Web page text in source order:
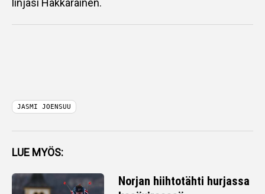
linjasi Hakkarainen.
JASMI JOENSUU
LUE MYÖS:
Norjan hiihtotähti hurjassa